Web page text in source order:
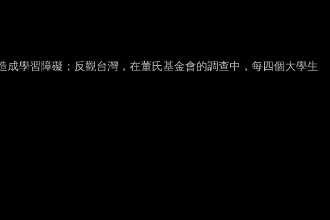
學習障礙；反觀台灣，在董氏基金會的調查中，每四個大學生